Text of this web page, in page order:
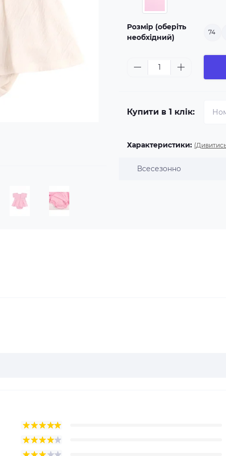
Розмір (оберіть
необхідний)
74
Купити в 1 клік:
Характеристики:
Всесезонно